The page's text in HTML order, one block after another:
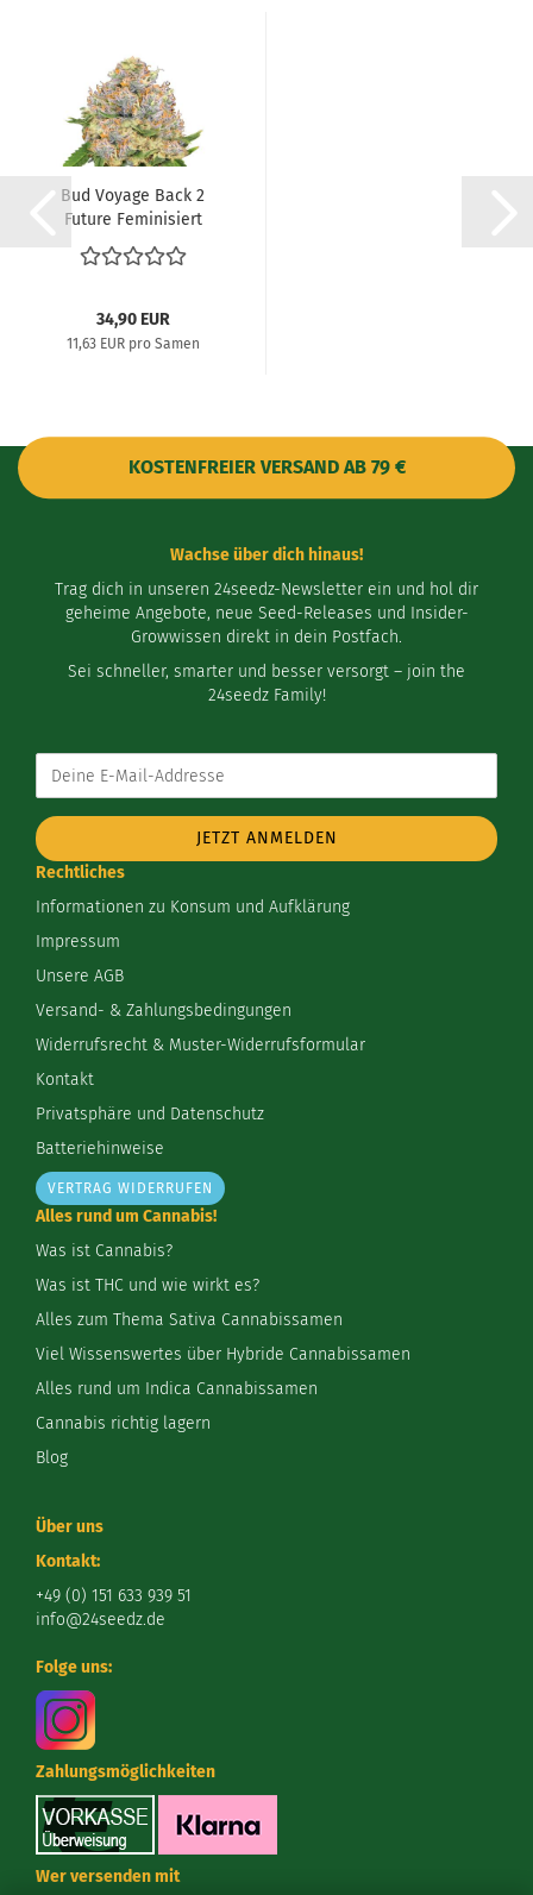
Bud Voyage Back 2
Future Feminisiert
34,90 EUR
11,63 EUR pro Samen
KOSTENFREIER VERSAND AB 79 €
Wachse über dich hinaus!
Trag dich in unseren 24seedz-Newsletter ein und hol dir
geheime Angebote, neue Seed-Releases und Insider-
Growwissen direkt in dein Postfach.
Sei schneller, smarter und besser versorgt – join the
24seedz Family!
Addresse
Rechtliches
Informationen zu Konsum und Aufklärung
Impressum
Unsere AGB
Versand- & Zahlungsbedingungen
Widerrufsrecht & Muster-Widerrufsformular
Kontakt
Privatsphäre und Datenschutz
Batteriehinweise
VERTRAG WIDERRUFEN
Alles rund um Cannabis!
Was ist Cannabis?
Was ist THC und wie wirkt es?
Alles zum Thema Sativa Cannabissamen
Viel Wissenswertes über Hybride Cannabissamen
Alles rund um Indica Cannabissamen
Cannabis richtig lagern
Blog
Über uns
Kontakt:
+49 (0) 151 633 939 51
info@24seedz.de
Folge uns:
Zahlungsmöglichkeiten
Wer versenden mit